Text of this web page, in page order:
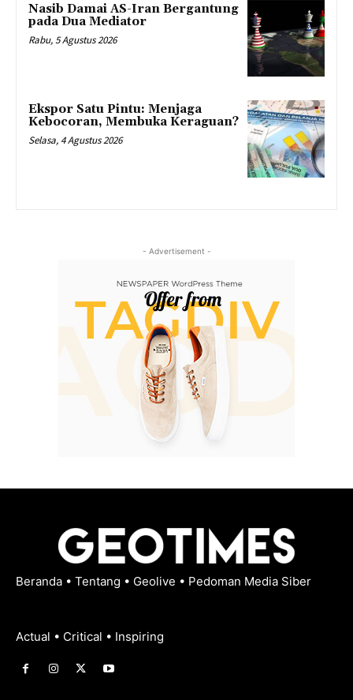
Nasib Damai AS-Iran Bergantung
pada Dua Mediator
Rabu, 5 Agustus 2026
Ekspor Satu Pintu: Menjaga
Kebocoran, Membuka Keraguan?
Selasa, 4 Agustus 2026
- Advertisement -
Beranda • Tentang • Geolive • Pedoman Media Siber
Actual • Critical • Inspiring